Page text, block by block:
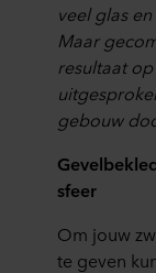
veel glas
Maar
resultaat
gebouw
sfeer
Om jouw
te geven